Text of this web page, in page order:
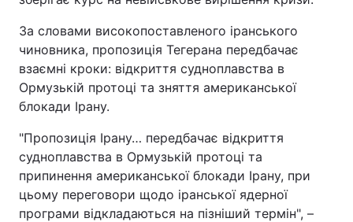
За словами високопоставленого іранського
чиновника, пропозиція Тегерана передбачає
взаємні кроки: відкриття судноплавства в
Ормузькій протоці та зняття американської
блокади Ірану.
"Пропозиція Ірану… передбачає відкриття
судноплавства в Ормузькій протоці та
припинення американської блокади Ірану, при
цьому переговори щодо іранської ядерної
програми відкладаються на пізніший термін", –